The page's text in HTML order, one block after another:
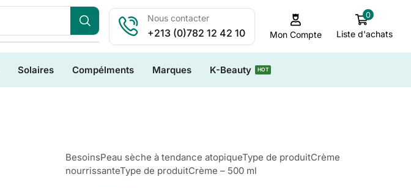
Nous contacter
+213 (0)782 12 42 10 Mon Compte
0
Liste d'achats
Solaires Compélments Marques K-Beauty HOT
BesoinsPeau sèche à tendance atopiqueType de produitCrème
nourrissanteType de produitCrème – 500 ml